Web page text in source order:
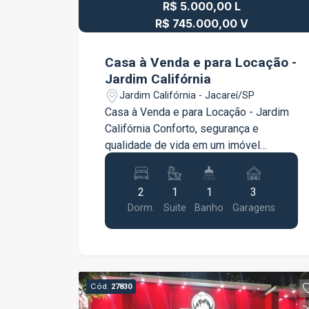
público e diversos comércios. Uma
excelente oportunidade para morar com
uma localização privilegiada. Entre em
contato para mais informações e
agende sua visita!
R$ 5.000,00 L
R$ 745.000,00 V
Casa à Venda e para Locação -
Jardim Califórnia
Jardim Califórnia - Jacareí/SP
Casa à Venda e para Locação - Jardim
Califórnia Conforto, segurança e
qualidade de vida em um imóvel
pensado para quem valoriza espaço e
contato com a natureza! Localizada no
Jardim Califórnia, esta excelente casa
oferece ambientes amplos e bem
distribuídos, além de um quintal
Com 112,94 m² de área construída em
um terreno de 300 m², o imóvel conta
2
Dorm.
1
Suite
1
Banho
3
Garagens
Cód. 27830